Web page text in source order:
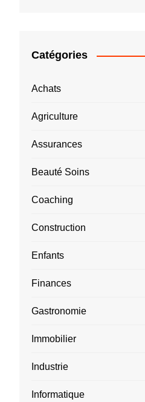
Catégories
Achats
Agriculture
Assurances
Beauté Soins
Coaching
Construction
Enfants
Finances
Gastronomie
Immobilier
Industrie
Informatique